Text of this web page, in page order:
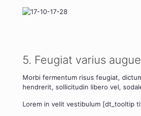
5. Feu­gi­at vari­us augue
Mor­bi fer­men­tum risus feu­gi­at,
hendre­rit, sol­li­ci­tu­din libe­ro vel,
Lorem in velit ves­ti­bu­lum [dt_tooltip